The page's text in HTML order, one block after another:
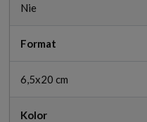
Nie
Format
6,5x20 cm
Kolor